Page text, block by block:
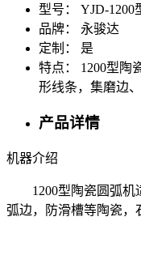
型号：
YJD-1200
品牌：
永骏达
定制：
是
特点：
1200型陶
形线条，集磨边
产品详情
机器介绍
1200型陶瓷圆弧机适
弧边，防滑槽等陶瓷